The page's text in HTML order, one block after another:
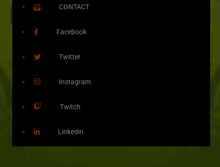
CONTACT
Facebook
Twitter
Instagram
Twitch
Linkedin